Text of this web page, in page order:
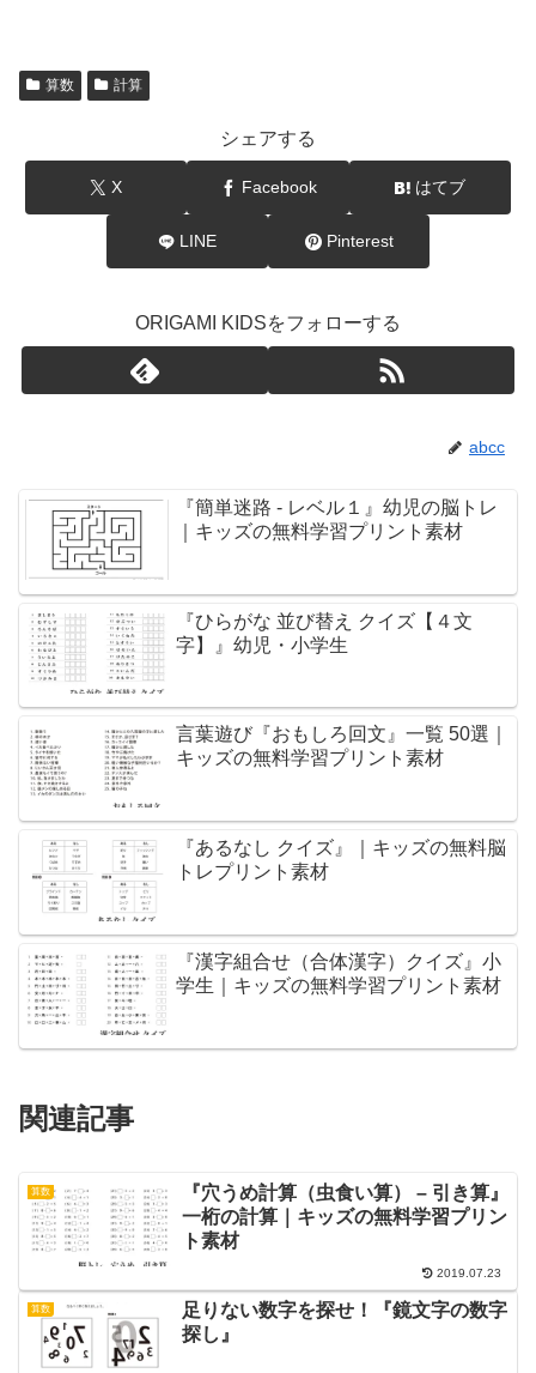
算数 計算
シェアする
X Facebook はてブ
LINE Pinterest
ORIGAMI KIDSをフォローする
abcc
『簡単迷路 - レベル１』幼児の脳トレ
｜キッズの無料学習プリント素材
『ひらがな 並び替え クイズ【４文
字】』幼児・小学生
言葉遊び『おもしろ回文』一覧 50選｜
キッズの無料学習プリント素材
『あるなし クイズ』｜キッズの無料脳
トレプリント素材
『漢字組合せ（合体漢字）クイズ』小
学生｜キッズの無料学習プリント素材
関連記事
算数
『穴うめ計算（虫食い算） – 引き算』
一桁の計算｜キッズの無料学習プリン
ト素材
2019.07.23
算数
足りない数字を探せ！『鏡文字の数字
探し』